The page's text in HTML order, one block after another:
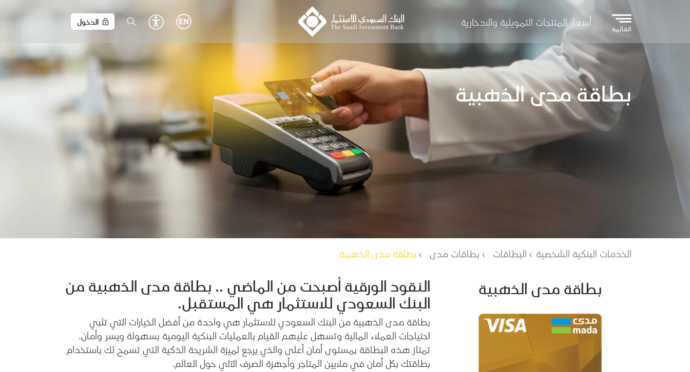
تجاوز إلى المحتوى الرئيسي
القائمة أسعار المنتجات التمويلية والادخارية الدخول
مسار التنقل
الخدمات البنكية الشخصية البطاقات بطاقات مدى بطاقة مدى الذهبية
بطاقة مدى الذهبية
بطاقة مدى الذهبية النقود الورقية أصبحت من الماضي .. بطاقة مدى الذهبية من
البنك السعودي للاستثمار هي المستقبل.
بطاقة مدى الذهبية من البنك السعودي للاستثمار هي واحدة من أفضل الخيارات التي تلبي
احتياجات العملاء المالية وتسهل عليهم القيام بالعمليات البنكية اليومية بسهولة ويسر وأمان.
تمتاز هذه البطاقة بمستوى أمان أعلى والذي يرجع لميزة الشريحة الذكية التي تسمح لك باستخدام
بطاقتك بكل أمان في ملايين المتاجر وأجهزة الصرف الآلي حول العالم.